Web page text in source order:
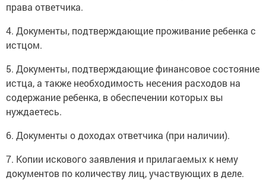
права ответчика.
4. Документы, подтверждающие проживание ребенка с
истцом.
5. Документы, подтверждающие финансовое состояние
истца, а также необходимость несения расходов на
содержание ребенка, в обеспечении которых вы
нуждаетесь.
6. Документы о доходах ответчика (при наличии).
7. Копии искового заявления и прилагаемых к нему
документов по количеству лиц, участвующих в деле.